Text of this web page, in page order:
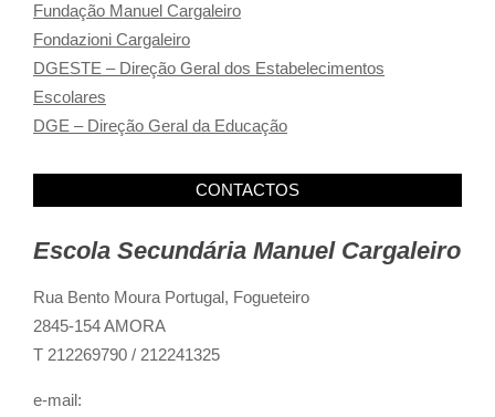
Fundação Manuel Cargaleiro
Fondazioni Cargaleiro
DGESTE – Direção Geral dos Estabelecimentos
Escolares
DGE – Direção Geral da Educação
CONTACTOS
Escola Secundária Manuel Cargaleiro
Rua Bento Moura Portugal, Fogueteiro
2845-154 AMORA
T 212269790 / 212241325
e-mail: